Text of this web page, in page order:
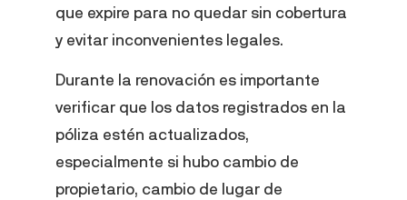
que expire para no quedar sin cobertura
y evitar inconvenientes legales.
Durante la renovación es importante
verificar que los datos registrados en la
póliza estén actualizados,
especialmente si hubo cambio de
propietario, cambio de lugar de